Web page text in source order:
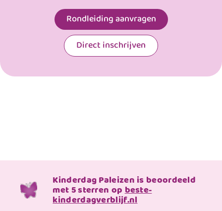
Rondleiding aanvragen
Direct inschrijven
Kinderdag Paleizen is beoordeeld
met 5 sterren opbeste-
kinderdagverblijf.nl